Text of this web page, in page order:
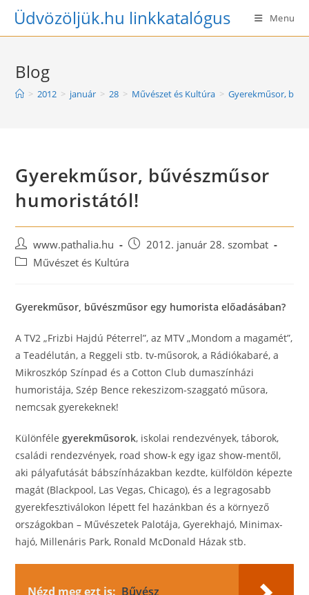
SkipÜdvözöljük.hu linkkatalógus Menu
Blog
> 2012 > január > 28 > Művészet és Kultúra > Gyerekműsor,
Gyerekműsor, bűvészműsor
humoristától!
Post
author:
www.pathalia.hu
Post
published:
2012. január 28. szombat
PostMűvészet és Kultúra
Gyerekműsor, bűvészműsor egy humorista előadásában?
A TV2 „Frizbi Hajdú Péterrel”, az MTV „Mondom a magamét”,
a Teadélután, a Reggeli stb. tv-műsorok, a Rádiókabaré, a
Mikroszkóp Színpad és a Cotton Club dumaszínházi
humoristája, Szép Bence rekeszizom-szaggató műsora,
nemcsak gyerekeknek!
Különfélegyerekműsorok, iskolai rendezvények, táborok,
családi rendezvények, road show-k egy igaz show-mentől,
aki pályafutását bábszínházakban kezdte, külföldön képezte
magát (Blackpool, Las Vegas, Chicago), és a legragosabb
gyerekfesztiválokon lépett fel hazánkban és a környező
országokban – Művészetek Palotája, Gyerekhajó, Minimax-
hajó, Millenáris Park, Ronald McDonald Házak stb.
Nézd meg ezt is: Bűvész